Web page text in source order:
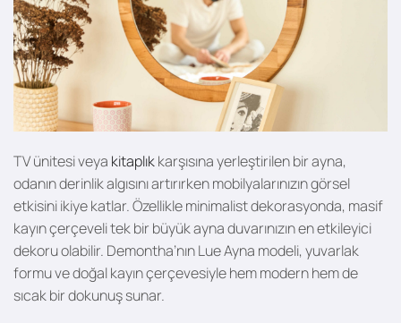
TV ünitesi veya kitaplıkkarşısına yerleştirilen bir ayna,
odanın derinlik algısını artırırken mobilyalarınızın görsel
etkisini ikiye katlar. Özellikle minimalist dekorasyonda, masif
kayın çerçeveli tek bir büyük ayna duvarınızın en etkileyici
dekoru olabilir. Demontha’nın Lue Ayna modeli, yuvarlak
formu ve doğal kayın çerçevesiyle hem modern hem de
sıcak bir dokunuş sunar.